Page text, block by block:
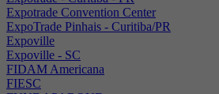
Expotrade Convention Center
ExpoTrade Pinhais - Curitiba/PR
Expoville
Expoville - SC
FIDAM Americana
FIESC